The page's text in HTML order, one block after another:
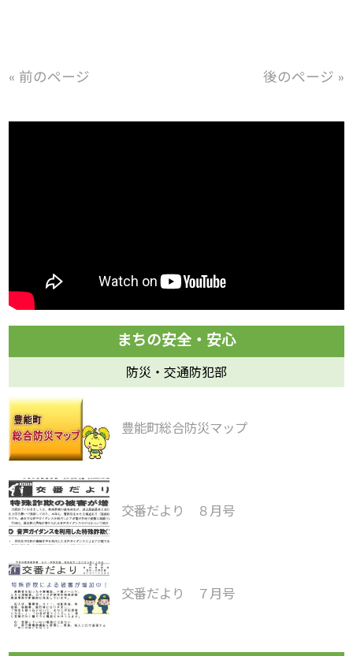
« 前のページ 後のページ »
防災・交通防犯部
豊能町総合防災マップ
交番だより ８月号
交番だより ７月号